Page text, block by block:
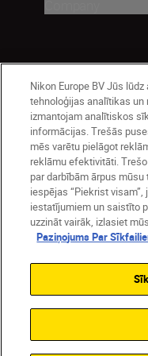
Latvija Nikon
Contact Us
Cookie Notice
© 2026 Nikon
Nikon Europe BV Jūs
tehnoloģijas analītikas
izmantojam analītiskos
informācijas. Trešās
mēs varētu pielāgot
reklāmu efektivitāti.
par darbībām ārpus
iespējas “Piekrist
iestatījumiem un saistīto
uzzināt vairāk, izlasiet
Paziņojums Par